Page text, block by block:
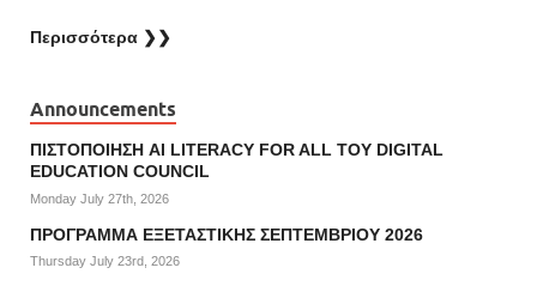
Περισσότερα ❯❯
Announcements
ΠΙΣΤΟΠΟΙΗΣΗ AI LITERACY FOR ALL ΤΟΥ DIGITAL
EDUCATION COUNCIL
Monday July 27th, 2026
ΠΡΟΓΡΑΜΜΑ ΕΞΕΤΑΣΤΙΚΗΣ ΣΕΠΤΕΜΒΡΙΟΥ 2026
Thursday July 23rd, 2026